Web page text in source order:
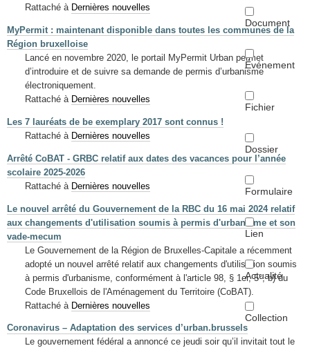
Document
Événement
Fichier
Dossier
Formulaire
Lien
Actualité
Collection
Rattaché à Dernières nouvelles
MyPermit : maintenant disponible dans toutes les communes de la
Région bruxelloise
Lancé en novembre 2020, le portail MyPermit Urban permet
d’introduire et de suivre sa demande de permis d’urbanisme
électroniquement.
Rattaché à Dernières nouvelles
Les 7 lauréats de be exemplary 2017 sont connus !
Rattaché à Dernières nouvelles
Arrêté CoBAT - GRBC relatif aux dates des vacances pour l’année
scolaire 2025-2026
Rattaché à Dernières nouvelles
Le nouvel arrêté du Gouvernement de la RBC du 16 mai 2024 relatif
aux changements d'utilisation soumis à permis d'urbanisme et son
vade-mecum
Le Gouvernement de la Région de Bruxelles-Capitale a récemment
adopté un nouvel arrêté relatif aux changements d'utilisation soumis
à permis d'urbanisme, conformément à l'article 98, § 1er, 5°, b) du
Code Bruxellois de l'Aménagement du Territoire (CoBAT).
Rattaché à Dernières nouvelles
Coronavirus – Adaptation des services d’urban.brussels
Le gouvernement fédéral a annoncé ce jeudi soir qu’il invitait tout le